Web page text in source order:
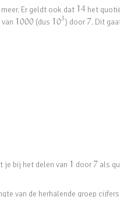
Er geldt ook dat 14het
1000(dus 103) door7. Dit
je bij het delen van 1 door7 als
van de herhalende groep